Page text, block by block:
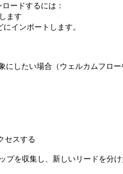
ードするには：
したい場合（ウェルカムフロー
セスする
を収集し、新しいリードを分け